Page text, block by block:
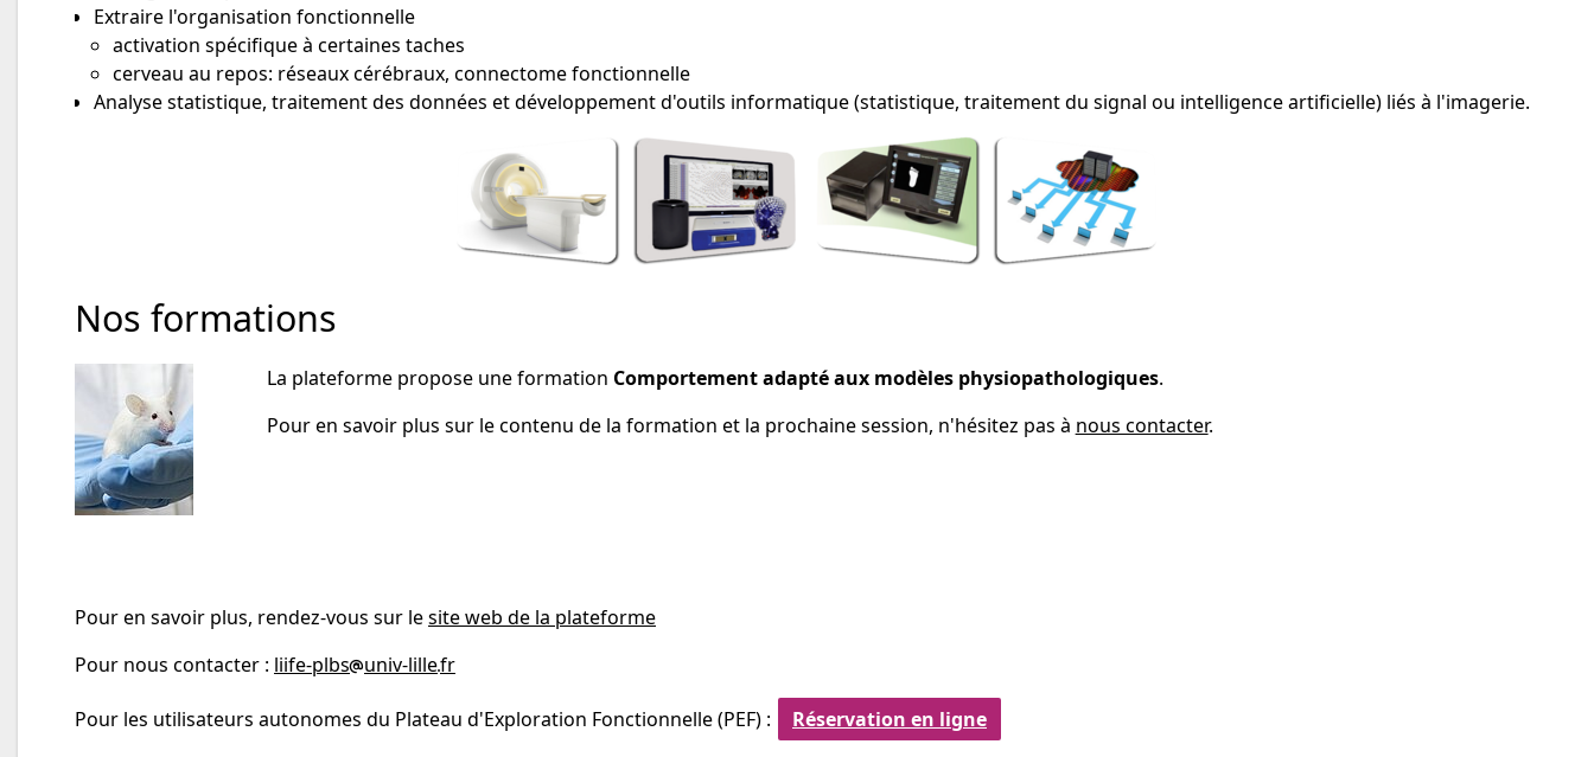
Extraire l'organisation fonctionnelle
activation spécifique à certaines taches
cerveau au repos: réseaux cérébraux, connectome fonctionnelle
Analyse statistique, traitement des données et développement d'outils informatique (statistique, traitement du signal ou intelligence artificielle) liés à l'imagerie.
Nos formations
La plateforme propose une formation Comportement adapté aux modèles physiopathologiques.
Pour en savoir plus sur le contenu de la formation et la prochaine session, n'hésitez pas à nous contacter.
Pour en savoir plus, rendez-vous sur lesite web de la plateforme
Pour nous contacter : liife-plbs univ-lillefr
Pour les utilisateurs autonomes du Plateau d'Exploration Fonctionnelle (PEF) : Réservation en ligne